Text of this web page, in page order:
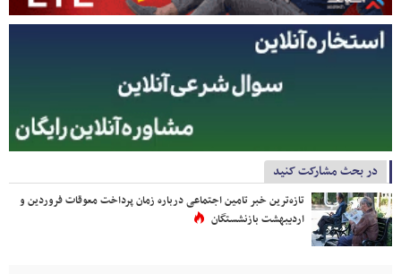
در بحث مشارکت کنید
تازه‌ترین خبر تامین اجتماعی درباره زمان پرداخت معوقات فروردین و
اردیبهشت بازنشستگان